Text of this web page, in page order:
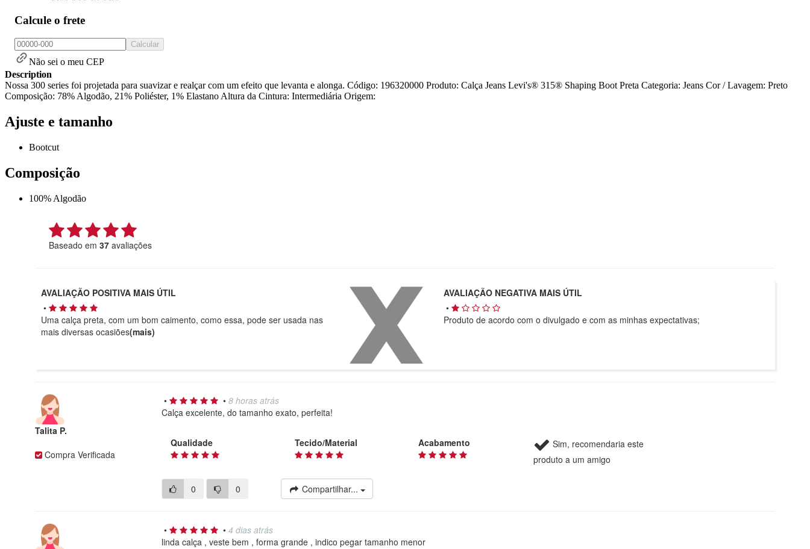
Calcule o frete
Calcular
Não sei o meu CEP
Description
Nossa 300 series foi projetada para suavizar e realçar com um efeito que levanta e alonga. Código: 196320000 Produto: Calça Jeans Levi's® 315® Shaping Boot Preta Categoria: Jeans Cor / Lavagem: Preto
Composição: 78% Algodão, 21% Poliéster, 1% Elastano Altura da Cintura: Intermediária Origem:
Ajuste e tamanho
Bootcut
Composição
100% Algodão
Baseado em 37 avaliações
AVALIAÇÃO POSITIVA MAIS ÚTIL
•
Uma calça preta, com um bom caimento, como essa, pode ser usada nas
mais diversas ocasiões(mais)
AVALIAÇÃO NEGATIVA MAIS ÚTIL
•
Produto de acordo com o divulgado e com as minhas expectativas;
Talita P.
Compra Verificada
• • 8 horas atrás
Calça excelente, do tamanho exato, perfeita!
Qualidade Tecido/Material Acabamento
Sim, recomendaria este
produto a um amigo
0 0 Compartilhar...
• • 4 dias atrás
linda calça , veste bem , forma grande , indico pegar tamanho menor